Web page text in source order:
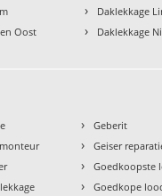
Oost
› Daklekkage
› Daklekkage
› Geberit
› Geiser
› Goedkoopste
› Goedkope